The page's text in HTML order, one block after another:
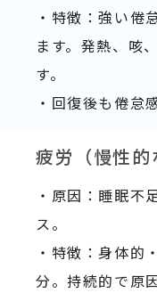
・特徴：強い倦
ます。発熱、咳
す。
・回復後も倦怠
疲労（慢性的
・原因：睡眠不
ス。
・特徴：身体的
分。持続的で原